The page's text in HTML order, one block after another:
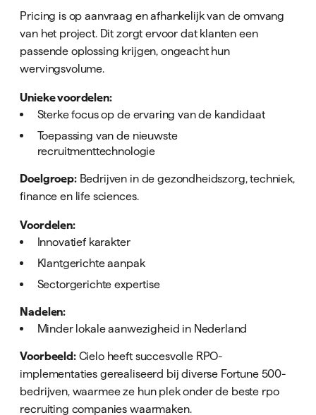
Pricing is op aanvraag en afhankelijk van de omvang
van het project. Dit zorgt ervoor dat klanten een
passende oplossing krijgen, ongeacht hun
wervingsvolume.
Unieke voordelen:
Sterke focus op de ervaring van de kandidaat
Toepassing van de nieuwste
recruitmenttechnologie
Doelgroep:Bedrijven in de gezondheidszorg, techniek,
finance en life sciences.
Voordelen:
Innovatief karakter
Klantgerichte aanpak
Sectorgerichte expertise
Nadelen:
Minder lokale aanwezigheid in Nederland
Voorbeeld:Cielo heeft succesvolle RPO-
implementaties gerealiseerd bij diverse Fortune 500-
bedrijven, waarmee ze hun plek onder de beste rpo
recruiting companies waarmaken.